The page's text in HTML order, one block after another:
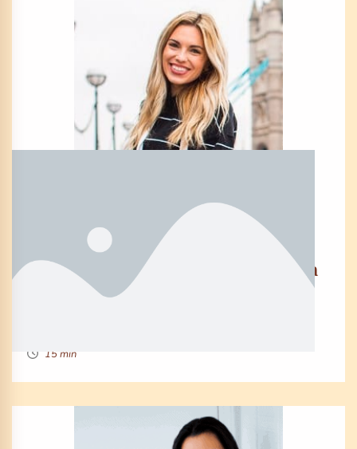
EPOS0DE 54
The 3 systems you need to create a
6-Figure Online Course
15 min